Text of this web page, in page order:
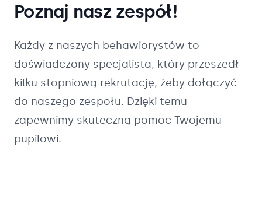
Poznaj nasz zespół!
Każdy z naszych behawiorystów to
doświadczony specjalista, który przeszedł
kilku stopniową rekrutację, żeby dołączyć
do naszego zespołu. Dzięki temu
zapewnimy skuteczną pomoc Twojemu
pupilowi.